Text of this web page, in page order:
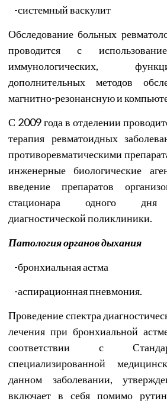
-системный васкулит
Обследование больных
проводится с
иммунологических,
дополнительных методов
магнитно-резонансную и
С 2009 года в отделении
терапия ревматоидных
противоревматическими
инженерные биологические
введение препаратов
стационара одного дня
диагностической поликлиники.
Патология органов дыхания
-бронхиальная астма
-аспирационная пневмония.
Проведение спектра
лечения при бронхиальной
соответствии с
специализированной
данном заболевании,
включает в себя помимо